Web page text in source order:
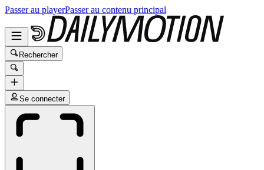
Passer au playerPasser au contenu principal
Rechercher
Se connecter